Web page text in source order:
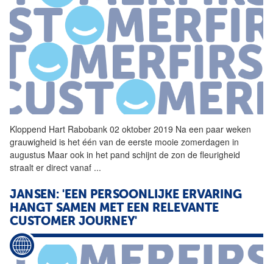
Kloppend Hart Rabobank 02 oktober 2019 Na een paar weken
grauwigheid is het één van de eerste mooie zomerdagen in
augustus Maar ook in het pand schijnt de zon de fleurigheid
straalt er direct vanaf ...
JANSEN: 'EEN PERSOONLIJKE ERVARING
HANGT SAMEN MET EEN RELEVANTE
CUSTOMER JOURNEY'